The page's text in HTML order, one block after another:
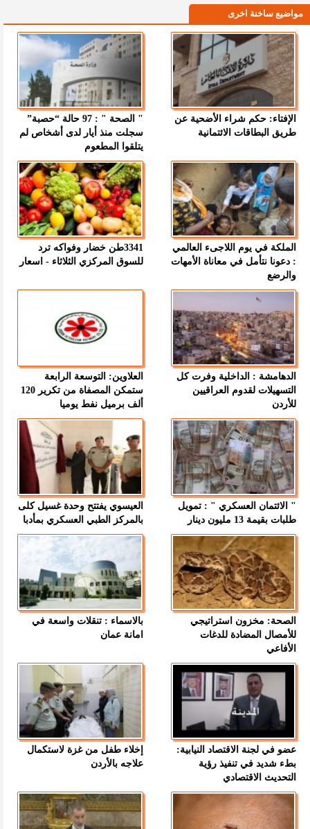
مواضيع ساخنة اخرى
الإفتاء: حكم شراء الأضحية عن
طريق البطاقات الائتمانية
" الصحة " : 97 حالة “حصبة”
سجلت منذ أيار لدى أشخاص لم
يتلقوا المطعوم
الملكة في يوم اللاجىء العالمي
: دعونا نتأمل في معاناة الأمهات
والرضع
3341طن خضار وفواكه ترد
للسوق المركزي الثلاثاء - اسعار
الدهامشة : الداخلية وفرت كل
التسهيلات لقدوم العراقيين
للأردن
العلاوين: التوسعة الرابعة
ستمكن المصفاة من تكرير 120
ألف برميل نفط يوميا
" الائتمان العسكري " : تمويل
طلبات بقيمة 13 مليون دينار
العيسوي يفتتح وحدة غسيل كلى
بالمركز الطبي العسكري بمأدبا
الصحة: مخزون استراتيجي
للأمصال المضادة للدغات
الأفاعي
بالاسماء : تنقلات واسعة في
امانة عمان
عضو في لجنة الاقتصاد النيابية:
بطء شديد في تنفيذ رؤية
التحديث الاقتصادي
إخلاء طفل من غزة لاستكمال
علاجه بالأردن